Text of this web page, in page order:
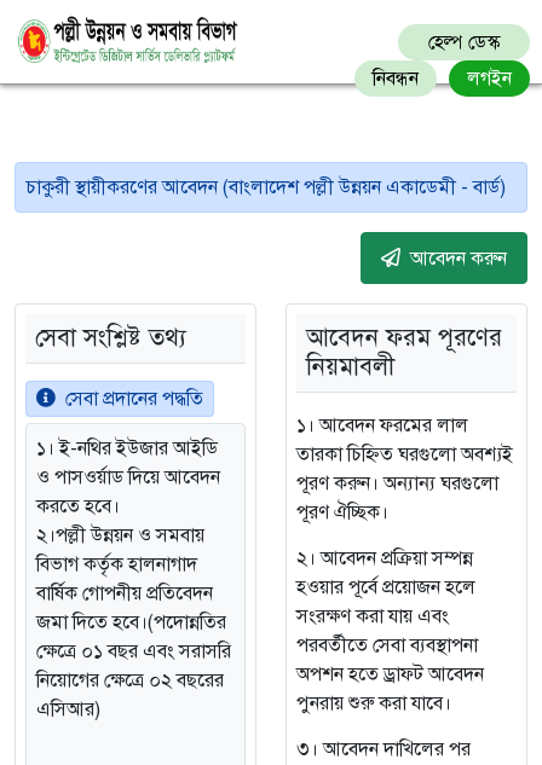
হেল্প ডেস্ক
নিবন্ধন
লগইন
চাকুরী স্থায়ীকরণের আবেদন (বাংলাদেশ পল্লী উন্নয়ন একাডেমী - বার্ড)
আবেদন করুন
সেবা সংশ্লিষ্ট তথ্য
সেবা প্রদানের পদ্ধতি
১। ই-নথির ইউজার আইডি
ও পাসওর্য়াড দিয়ে আবেদন
করতে হবে।
২।পল্লী উন্নয়ন ও সমবায়
বিভাগ কর্তৃক হালনাগাদ
বার্ষিক গোপনীয় প্রতিবেদন
জমা দিতে হবে।(পদোন্নতির
ক্ষেত্রে ০১ বছর এবং সরাসরি
নিয়োগের ক্ষেত্রে ০২ বছরের
এসিআর)
আবেদন ফরম পূরণের
নিয়মাবলী
১। আবেদন ফরমের লাল
তারকা চিহ্নিত ঘরগুলো অবশ্যই
পূরণ করুন। অন্যান্য ঘরগুলো
পূরণ ঐচ্ছিক।
২। আবেদন প্রক্রিয়া সম্পন্ন
হওয়ার পূর্বে প্রয়োজন হলে
সংরক্ষণ করা যায় এবং
পরবর্তীতে সেবা ব্যবস্থাপনা
অপশন হতে ড্রাফট আবেদন
পুনরায় শুরু করা যাবে।
৩। আবেদন দাখিলের পর